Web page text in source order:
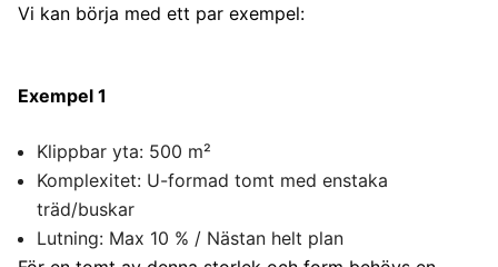
Vi kan börja med ett par exempel:
Exempel 1
Klippbar yta: 500 m²
Komplexitet: U-formad tomt med enstaka
träd/buskar
Lutning: Max 10 % / Nästan helt plan